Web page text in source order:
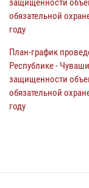
защищенности
обязательной
году
План-график
Республике -
защищенности
обязательной
году